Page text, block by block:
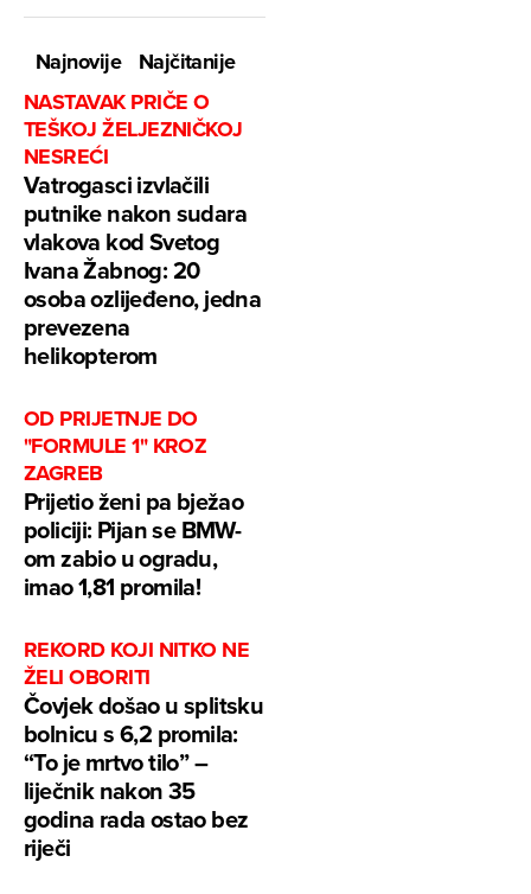
Najnovije
Najčitanije
NASTAVAK PRIČE O
TEŠKOJ ŽELJEZNIČKOJ
NESREĆI
Vatrogasci izvlačili
putnike nakon sudara
vlakova kod Svetog
Ivana Žabnog: 20
osoba ozlijeđeno, jedna
prevezena
helikopterom
OD PRIJETNJE DO
"FORMULE 1" KROZ
ZAGREB
Prijetio ženi pa bježao
policiji: Pijan se BMW-
om zabio u ogradu,
imao 1,81 promila!
REKORD KOJI NITKO NE
ŽELI OBORITI
Čovjek došao u splitsku
bolnicu s 6,2 promila:
“To je mrtvo tilo” –
liječnik nakon 35
godina rada ostao bez
riječi